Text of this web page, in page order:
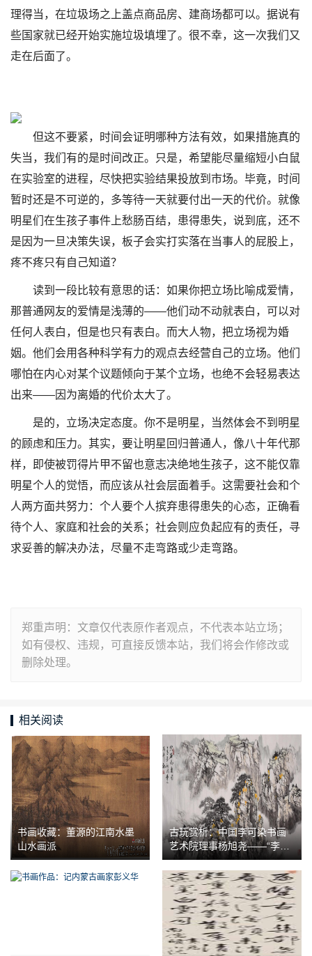
理得当，在垃圾场之上盖点商品房、建商场都可以。据说有
些国家就已经开始实施垃圾填埋了。很不幸，这一次我们又
走在后面了。
但这不要紧，时间会证明哪种方法有效，如果措施真的
失当，我们有的是时间改正。只是，希望能尽量缩短小白鼠
在实验室的进程，尽快把实验结果投放到市场。毕竟，时间
暂时还是不可逆的，多等待一天就要付出一天的代价。就像
明星们在生孩子事件上愁肠百结，患得患失，说到底，还不
是因为一旦决策失误，板子会实打实落在当事人的屁股上，
疼不疼只有自己知道？
读到一段比较有意思的话：如果你把立场比喻成爱情，
那普通网友的爱情是浅薄的——他们动不动就表白，可以对
任何人表白，但是也只有表白。而大人物，把立场视为婚
姻。他们会用各种科学有力的观点去经营自己的立场。他们
哪怕在内心对某个议题倾向于某个立场，也绝不会轻易表达
出来——因为离婚的代价太大了。
是的，立场决定态度。你不是明星，当然体会不到明星
的顾虑和压力。其实，要让明星回归普通人，像八十年代那
样，即使被罚得片甲不留也意志决绝地生孩子，这不能仅靠
明星个人的觉悟，而应该从社会层面着手。这需要社会和个
人两方面共努力：个人要个人摈弃患得患失的心态，正确看
待个人、家庭和社会的关系；社会则应负起应有的责任，寻
求妥善的解决办法，尽量不走弯路或少走弯路。
郑重声明：文章仅代表原作者观点，不代表本站立场；
如有侵权、违规，可直接反馈本站，我们将会作修改或
删除处理。
相关阅读
书画收藏：董源的江南水墨
山水画派
古玩赏析：中国李可染书画
艺术院理事杨旭尧——“李家
山水”经典传承